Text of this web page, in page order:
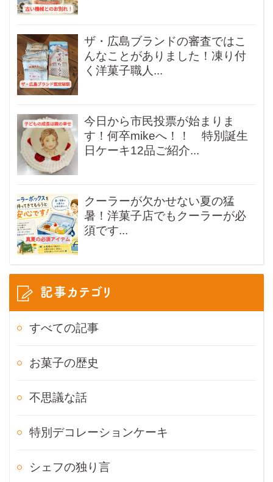
ザ・広島ブランドの審査ではこ
んなことがありました！凍り付
く洋菓子職人...
今日から市民投票が始まりま
す！何卒mikeへ！！ 特別誕生
日ケーキ12品ご紹介...
クーラーが欠かせない夏の猛
暑！洋菓子店でもクーラーが必
須です...
記事カテゴリ
すべての記事
お菓子の歴史
不思議な話
特別デコレーションケーキ
シェフの独り言